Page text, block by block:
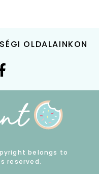
OLDALAINKON
belongs to
reserved.